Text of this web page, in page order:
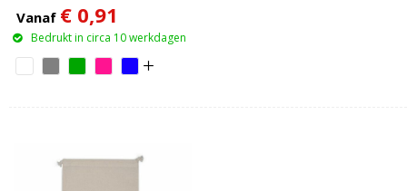
Vanaf € 0,91
Bedrukt in circa 10 werkdagen